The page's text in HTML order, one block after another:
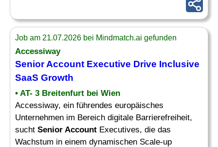
Job am 21.07.2026 bei Mindmatch.ai gefunden
Accessiway
Senior Account Executive Drive Inclusive
SaaS Growth
• AT- 3 Breitenfurt bei Wien
Accessiway, ein führendes europäisches
Unternehmen im Bereich digitale Barrierefreiheit,
sucht Senior Account Executives, die das
Wachstum in einem dynamischen Scale-up